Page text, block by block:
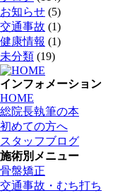
お知らせ (5)
交通事故 (1)
健康情報 (1)
未分類 (19)
インフォメーション
HOME
総院長執筆の本
初めての方へ
スタッフブログ
施術別メニュー
骨盤矯正
交通事故・むち打ち